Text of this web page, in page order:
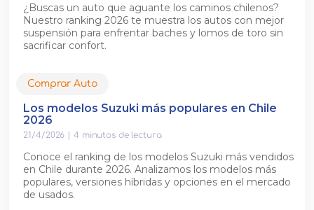
¿Buscas un auto que aguante los caminos chilenos?
Nuestro ranking 2026 te muestra los autos con mejor
suspensión para enfrentar baches y lomos de toro sin
sacrificar confort.
Comprar Auto
Los modelos Suzuki más populares en Chile
2026
21/4/2026 4 minutos de lectura
Conoce el ranking de los modelos Suzuki más vendidos
en Chile durante 2026. Analizamos los modelos más
populares, versiones híbridas y opciones en el mercado
de usados.